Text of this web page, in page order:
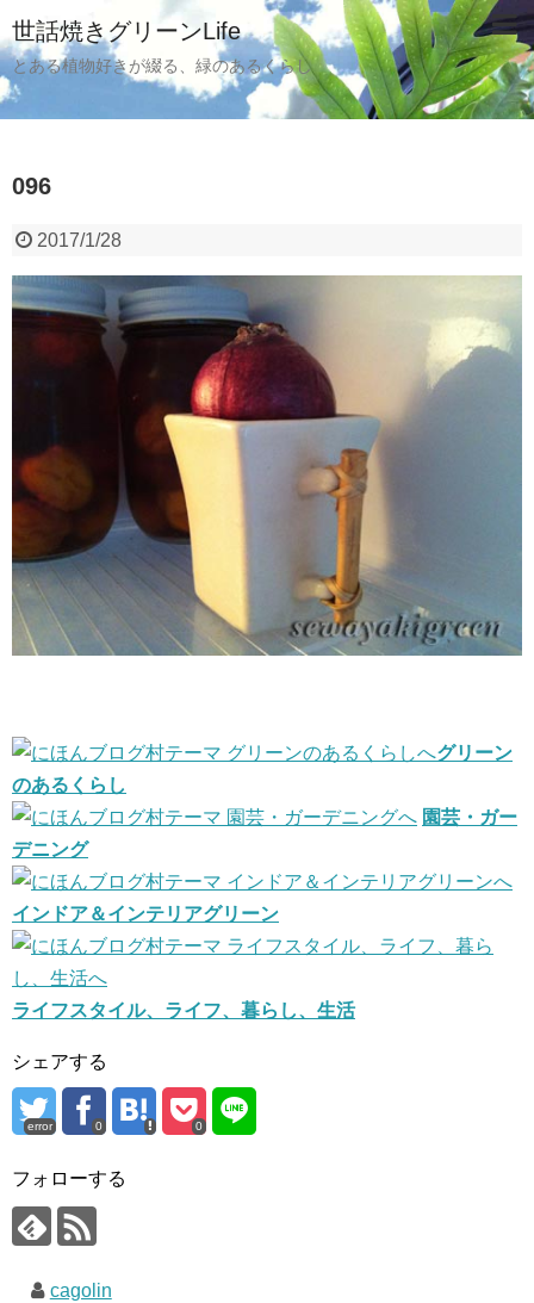
世話焼きグリーンLife
とある植物好きが綴る、緑のあるくらし
096
2017/1/28
グリーン
のあるくらし
園芸・ガー
デニング
インドア＆インテリアグリーン
ライフスタイル、ライフ、暮らし、生活
シェアする
error 0 0
フォローする
cagolin